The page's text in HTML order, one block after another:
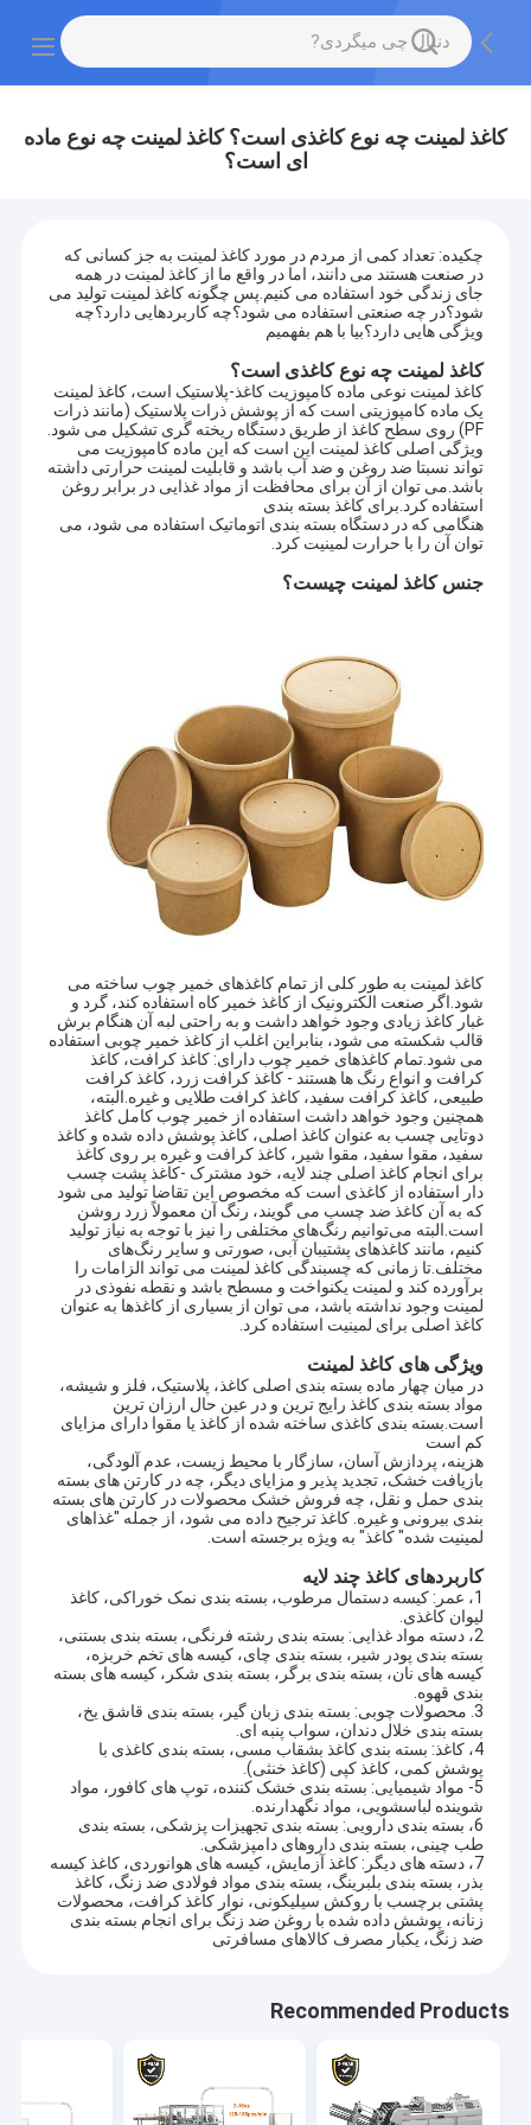
کاغذ لمینت چه نوع کاغذی است؟ کاغذ لمینت چه نوع ماده
ای است؟
چکیده: تعداد کمی از مردم در مورد کاغذ لمینت به جز کسانی که
در صنعت هستند می دانند، اما در واقع ما از کاغذ لمینت در همه
جای زندگی خود استفاده می کنیم.پس چگونه کاغذ لمینت تولید می
شود؟در چه صنعتی استفاده می شود؟چه کاربردهایی دارد؟چه
ویژگی هایی دارد؟بیا با هم بفهمیم
کاغذ لمینت چه نوع کاغذی است؟
کاغذ لمینت نوعی ماده کامپوزیت کاغذ-پلاستیک است، کاغذ لمینت
یک ماده کامپوزیتی است که از پوشش ذرات پلاستیک (مانند ذرات
PF) روی سطح کاغذ از طریق دستگاه ریخته گری تشکیل می شود.
ویژگی اصلی کاغذ لمینت این است که این ماده کامپوزیت می
تواند نسبتا ضد روغن و ضد آب باشد و قابلیت لمینت حرارتی داشته
باشد.می توان از آن برای محافظت از مواد غذایی در برابر روغن
استفاده کرد.برای کاغذ بسته بندی
هنگامی که در دستگاه بسته بندی اتوماتیک استفاده می شود، می
توان آن را با حرارت لمینیت کرد.
جنس کاغذ لمینت چیست؟
کاغذ لمینت به طور کلی از تمام کاغذهای خمیر چوب ساخته می
شود.اگر صنعت الکترونیک از کاغذ خمیر کاه استفاده کند، گرد و
غبار کاغذ زیادی وجود خواهد داشت و به راحتی لبه آن هنگام برش
قالب شکسته می شود، بنابراین اغلب از کاغذ خمیر چوبی استفاده
می شود.تمام کاغذهای خمیر چوب دارای: کاغذ کرافت، کاغذ
کرافت و انواع رنگ ها هستند - کاغذ کرافت زرد، کاغذ کرافت
طبیعی، کاغذ کرافت سفید، کاغذ کرافت طلایی و غیره.البته،
همچنین وجود خواهد داشت استفاده از خمیر چوب کامل کاغذ
دوتایی چسب به عنوان کاغذ اصلی، کاغذ پوشش داده شده و کاغذ
سفید، مقوا سفید، مقوا شیر، کاغذ کرافت و غیره بر روی کاغذ
برای انجام کاغذ اصلی چند لایه، خود مشترک -کاغذ پشت چسب
دار استفاده از کاغذی است که مخصوص این تقاضا تولید می شود
که به آن کاغذ ضد چسب می گویند، رنگ آن معمولاً زرد روشن
است.البته می‌توانیم رنگ‌های مختلفی را نیز با توجه به نیاز تولید
کنیم، مانند کاغذهای پشتیبان آبی، صورتی و سایر رنگ‌های
مختلف.تا زمانی که چسبندگی کاغذ لمینت می تواند الزامات را
برآورده کند و لمینت یکنواخت و مسطح باشد و نقطه نفوذی در
لمینت وجود نداشته باشد، می توان از بسیاری از کاغذها به عنوان
کاغذ اصلی برای لمینیت استفاده کرد.
ویژگی های کاغذ لمینت
در میان چهار ماده بسته بندی اصلی کاغذ، پلاستیک، فلز و شیشه،
مواد بسته بندی کاغذ رایج ترین و در عین حال ارزان ترین
است.بسته بندی کاغذی ساخته شده از کاغذ یا مقوا دارای مزایای
کم است
هزینه، پردازش آسان، سازگار با محیط زیست، عدم آلودگی،
بازیافت خشک، تجدید پذیر و مزایای دیگر، چه در کارتن های بسته
بندی حمل و نقل، چه فروش خشک محصولات در کارتن های بسته
بندی بیرونی و غیره. کاغذ ترجیح داده می شود، از جمله "غذاهای
لمینیت شده" کاغذ" به ویژه برجسته است.
کاربردهای کاغذ چند لایه
1، عمر: کیسه دستمال مرطوب، بسته بندی نمک خوراکی، کاغذ
لیوان کاغذی.
2، دسته مواد غذایی: بسته بندی رشته فرنگی، بسته بندی بستنی،
بسته بندی پودر شیر، بسته بندی چای، کیسه های تخم خربزه،
کیسه های نان، بسته بندی برگر، بسته بندی شکر، کیسه های بسته
بندی قهوه.
3. محصولات چوبی: بسته بندی زبان گیر، بسته بندی قاشق یخ،
بسته بندی خلال دندان، سواب پنبه ای.
4، کاغذ: بسته بندی کاغذ بشقاب مسی، بسته بندی کاغذی با
پوشش کمی، کاغذ کپی (کاغذ خنثی).
5- مواد شیمیایی: بسته بندی خشک کننده، توپ های کافور، مواد
شوینده لباسشویی، مواد نگهدارنده.
6، بسته بندی دارویی: بسته بندی تجهیزات پزشکی، بسته بندی
طب چینی، بسته بندی داروهای دامپزشکی.
7، دسته های دیگر: کاغذ آزمایش، کیسه های هوانوردی، کاغذ کیسه
بذر، بسته بندی بلبرینگ، بسته بندی مواد فولادی ضد زنگ، کاغذ
پشتی برچسب با روکش سیلیکونی، نوار کاغذ کرافت، محصولات
زنانه، پوشش داده شده با روغن ضد زنگ برای انجام بسته بندی
ضد زنگ، یکبار مصرف کالاهای مسافرتی
Recommended Products